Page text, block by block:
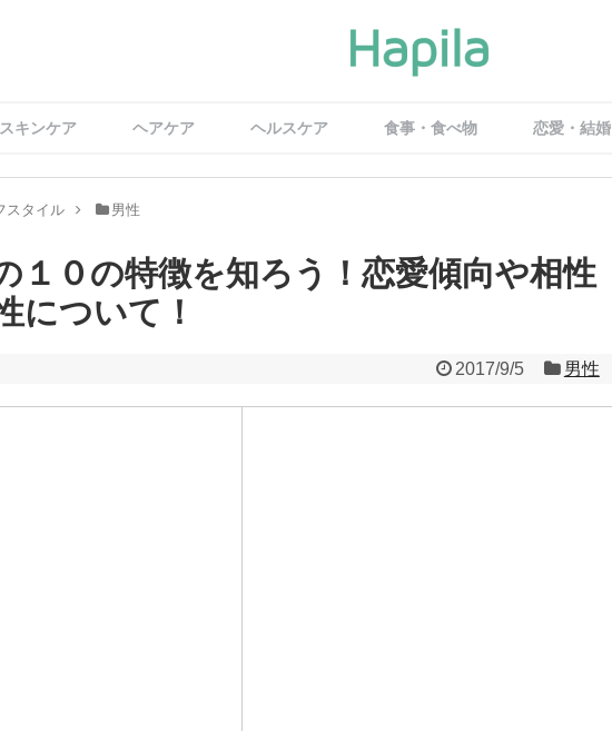
スキンケア ヘアケア ヘルスケア 食事・食べ物 恋愛・結婚
スタイル 男性
１０の特徴を知ろう！恋愛傾向や相性
について！
2017/9/5 男性